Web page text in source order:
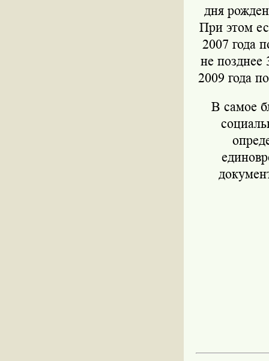
дня
При этом
2007 года
не позднее
2009 года
В самое